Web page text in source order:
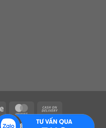
Stripe MasterCard
On